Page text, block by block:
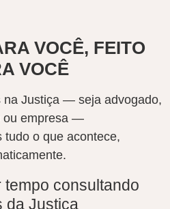
VOCÊ, FEITO
VOCÊ
na Justiça — seja advogado,
ou empresa —
tudo o que acontece,
tempo consultando
da Justiça